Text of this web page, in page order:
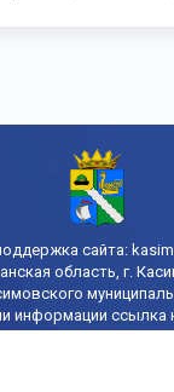
сайта:
область, г.
информации ссылка